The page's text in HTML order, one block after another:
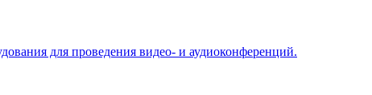
для проведения видео- и аудиоконференций.